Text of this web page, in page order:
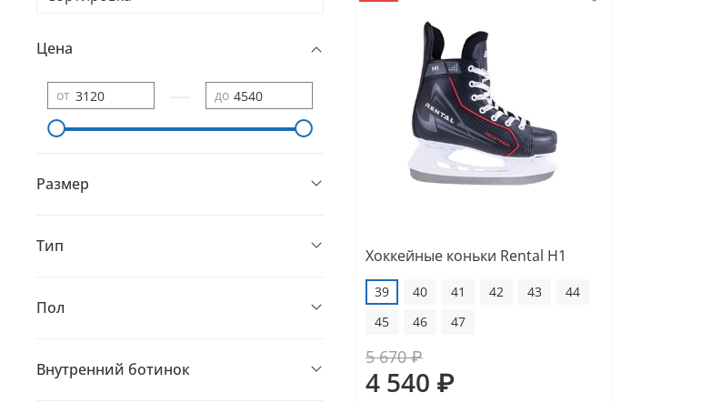
Хоккейные коньки Rental H1
39 40 41 42 43
44
45
46 47
5 670 ₽
4 540 ₽
Цена
от до
Размер
Тип
Пол
Внутренний ботинок